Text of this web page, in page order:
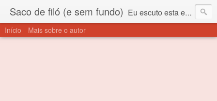
Saco de filó (e sem fundo) Eu escuto esta expressão "saco de filó" desde criança. Para quem não sabe, filó é um tecido todo furadinho e permite que um saco feito com ele, mesmo que muito exposto ao ar soprado para dentro, nunca vai se encher. Aí está o propósito deste nome... Para viver em sociedade tem que ter saco de filó.
Início Mais sobre o autor